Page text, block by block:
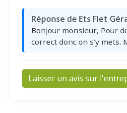
Réponse de Ets Flet
Bonjour monsieur, Pour
correct donc on s’y mets.
Laisser un avis sur